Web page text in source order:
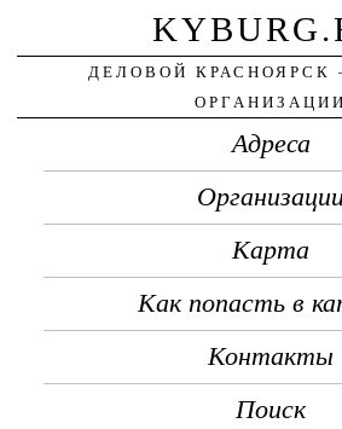
ДЕЛОВОЙ КРАСНОЯРСК
ОРГАНИЗАЦИИ
Адреса
Карта
Как попасть в
Контакты
Поиск